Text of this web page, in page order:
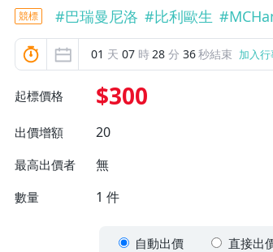
競標 #巴瑞曼尼洛 #比利歐生 #
01 天 07 時28 分 34秒結束 加入
起標價格 $300
出價增額 20
最高出價者 無
數量 1 件
自動出價 直接出